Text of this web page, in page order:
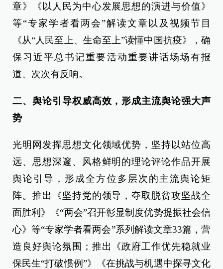
章》《以人民为中心发展思想的演进与价值》
等“专家学者看两会”解读文章以及视频节目
《从“人民至上、生命至上”读懂中国抗疫》，确
保习近平总书记重要活动重要讲话场场有报
道、次次有反响。
二、舆论引导权威高效，形成主流舆论强大声
势
光明网发挥思想文化领域优势，坚持以站位高
远、思想深邃、风格鲜明的理论评论作品开展
舆论引导，形成全方位多层次的主流舆论矩
阵。推出《坚持党的领导，夺取脱贫攻坚战全
面胜利》《“两会”召开彰显制度优势提振社会信
心》等“专家学者看两会”系列解读文章33篇，营
造良好舆论氛围；推出《政府工作优先稳就业
保民生“打破惯例”》《在挑战与机遇中探寻文化